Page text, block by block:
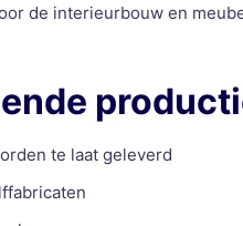
de interieurbouw en
te laat geleverd